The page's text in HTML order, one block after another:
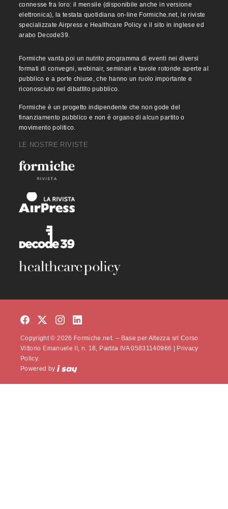
connesse fra loro: il mensile (disponibile anche in versione
elettronica), la testata quotidiana on-line Formiche.net, le riviste
specializzate Airpress e Healthcare Policy e il sito in inglese ed
arabo Decode39.
Formiche vanta poi un nutrito programma di eventi nei diversi
formati di convegni, webinair, seminari e tavole rotonde aperte al
pubblico e a porte chiuse, che hanno un ruolo importante e
riconosciuto nel dibattito pubblico.
Formiche è un progetto indipendente che non gode del
finanziamento pubblico e non è organo di alcun partito o
movimento politico.
LE NOSTRE RIVISTE
Copyright © 2026 Formiche.net. – Base per Altezza srl Corso
Vittorio Emanuele II, n. 18, Partita IVA 05831140966 |
Privacy
Policy.
Powered by